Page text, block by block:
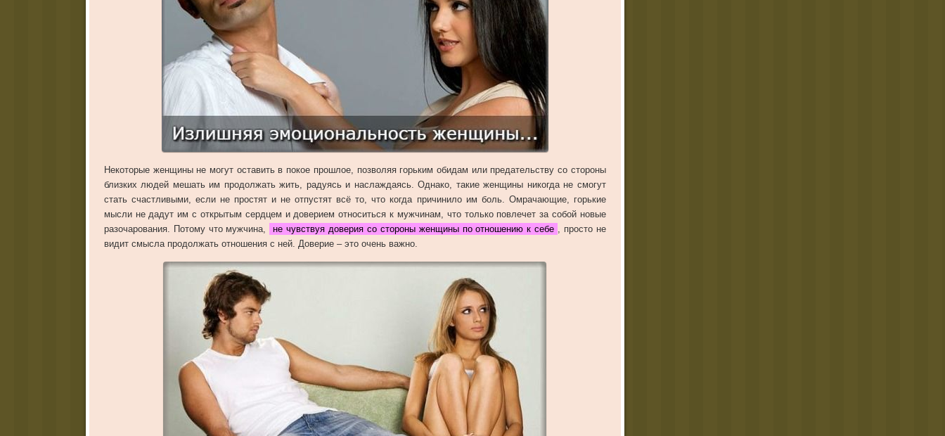
Некоторые женщины не могут оставить в покое прошлое, позволяя горьким обидам или предательству со стороны
близких людей мешать им продолжать жить, радуясь и наслаждаясь. Однако, такие женщины никогда не смогут
стать счастливыми, если не простят и не отпустят всё то, что когда причинило им боль. Омрачающие, горькие
мысли не дадут им с открытым сердцем и доверием относиться к мужчинам, что только повлечет за собой новые
разочарования. Потому что мужчина,
не чувствуя доверия со стороны женщины по отношению к себе
, просто не
видит смысла продолжать отношения с ней. Доверие – это очень важно.